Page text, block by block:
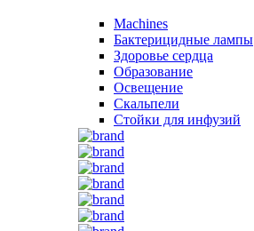
Machines
Бактерицидные лампы
Здоровье сердца
Образование
Освещение
Скальпели
Стойки для инфузий